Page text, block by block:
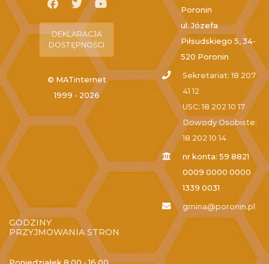
DEKLARACJA
DOSTĘPNOŚCI
© MATinternet
1999 - 2026
Poronin
ul. Józefa
Piłsudskiego 5, 34-
520 Poronin
Sekretariat: 18 207
41 12
USC: 18 202 10 17
Dowody Osobiste:
18 202 10 14
nr konta: 59 8821
0009 0000 0000
1339 0031
gmina@poronin.pl
GODZINY
PRZYJMOWANIA STRON